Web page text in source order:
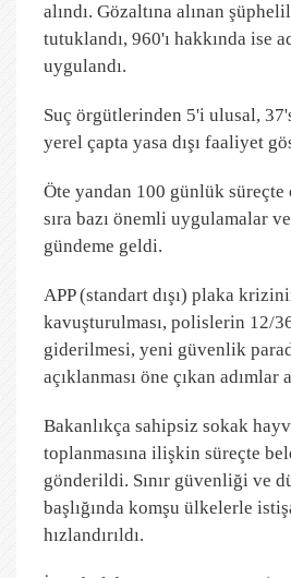
alındı. Gözaltına alınan
tutuklandı, 960'ı hakkında ise
uygulandı.
Suç örgütlerinden 5'i ulusal,
yerel çapta yasa dışı faaliyet
Öte yandan 100 günlük süreçte
sıra bazı önemli uygulamalar
gündeme geldi.
APP (standart dışı) plaka
kavuşturulması, polislerin 12/
giderilmesi, yeni güvenlik
açıklanması öne çıkan adımlar
Bakanlıkça sahipsiz sokak
toplanmasına ilişkin süreçte
gönderildi. Sınır güvenliği ve
başlığında komşu ülkelerle
hızlandırıldı.